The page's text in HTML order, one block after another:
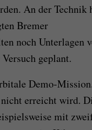
An der Technik
Bremer
noch Unterlagen
geplant.
Demo-
erreicht wird.
mit